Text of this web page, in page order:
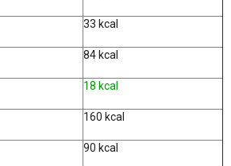
33 kcal
84 kcal
18 kcal
160 kcal
90 kcal